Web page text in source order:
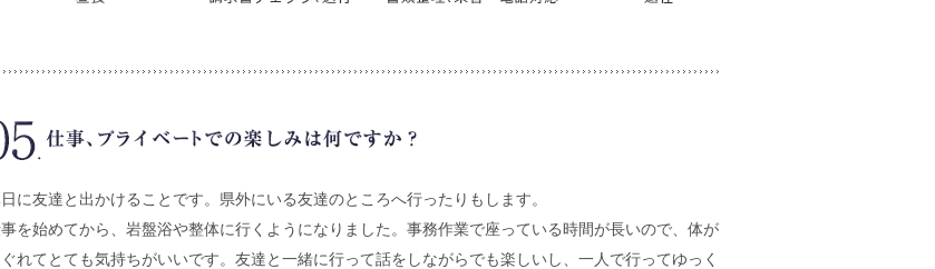
に友達と出かけることです。県外にいる友達のところへ行ったりもします。
を始めてから、岩盤浴や整体に行くようになりました。事務作業で座っている時間が長いので、体が
れてとても気持ちがいいです。友達と一緒に行って話をしながらでも楽しいし、一人で行ってゆっく